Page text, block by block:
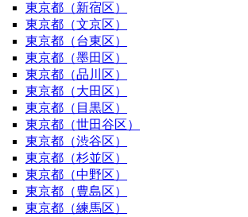
東京都（新宿区）
東京都（文京区）
東京都（台東区）
東京都（墨田区）
東京都（品川区）
東京都（大田区）
東京都（目黒区）
東京都（世田谷区）
東京都（渋谷区）
東京都（杉並区）
東京都（中野区）
東京都（豊島区）
東京都（練馬区）